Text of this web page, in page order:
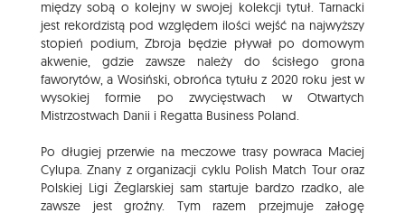
między sobą o kolejny w swojej kolekcji tytuł. Tarnacki
jest rekordzistą pod względem ilości wejść na najwyższy
stopień podium, Zbroja będzie pływał po domowym
akwenie, gdzie zawsze należy do ścisłego grona
faworytów, a Wosiński, obrońca tytułu z 2020 roku jest w
wysokiej formie po zwycięstwach w Otwartych
Mistrzostwach Danii i Regatta Business Poland.
Po długiej przerwie na meczowe trasy powraca Maciej
Cylupa. Znany z organizacji cyklu Polish Match Tour oraz
Polskiej Ligi Żeglarskiej sam startuje bardzo rzadko, ale
zawsze jest groźny. Tym razem przejmuje załogę